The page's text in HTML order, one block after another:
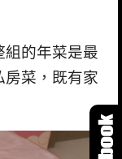
組的年菜是最
房菜，既有家